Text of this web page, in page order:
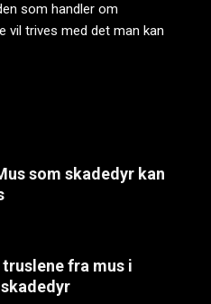
som handler om
vil trives med det man kan
som skadedyr kan
fra mus i